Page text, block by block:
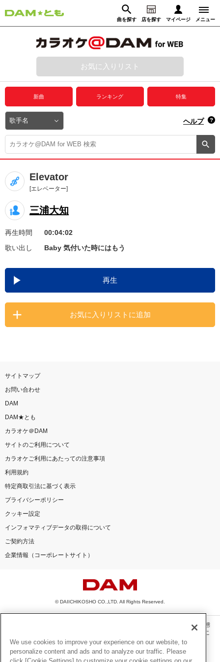
曲を探す 店を探す マイページ メニュー
動画からさがす 録音からさがす
ログイン
プレミアムサービス
DAM★とも動画
DAM★とも録音
カラオケ＠DAM
ユーザー検索
キャンペーン
お知らせ よくあるご質問
DAMの新曲・ランキングなど
カラオケ最新情報をチェック！
お気に入りリスト
新曲 ランキング 特集
ヘルプ
Elevator
[エレベーター]
三浦大知
再生時間
00:04:02
歌い出し
Baby 気付いた時にはもう
再生
お気に入りリストに追加
サイトマップ
お問い合わせ
DAM
DAM★とも
カラオケ＠DAM
サイトのご利用について
カラオケご利用にあたっての注意事項
利用規約
特定商取引法に基づく表示
プライバシーポリシー
クッキー設定
インフォマティブデータの取得について
ご契約方法
企業情報（コーポレートサイト）
© DAIICHIKOSHO CO.,LTD. All Rights Reserved.
このサイトに掲載されている一切の文章・画像・写真・動画・音声等を、手段や形態
を問わず、著作権法の定める範囲を超えて無断で複製、転載、ファイル化などするこ
とを禁じます。
楽曲及びコンテンツは、機種によりご利用いただけない場合があります。
We use cookies to improve your experience on our website, to
personalize content and ads and to analyze our traffic. Please